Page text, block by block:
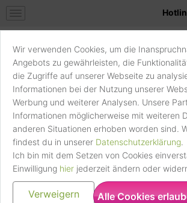
Handy
verkaufen
Verkaufskatalog
Verkaufe dein
Ericsson
Rechtsgrundlage
Art. 6 Abs. 1 lit. f
Weitere Informationen
Klicke hier, um die
Datenverarbeiters zu lesen
https://www.clevertronic.de/privacy
Trustpilot
Wir verwenden Cookies, um die
Angebots zu gewährleisten, die
die Zugriffe auf unserer Webseite zu
Informationen bei der Nutzung unserer
Werbung und weiterer Analysen. Unsere
Informationen möglicherweise mit weiteren
anderen Situationen erhoben worden sind.
findest du in unserer Datenschutzerklärung.
Ich bin mit dem Setzen von Cookies
Einwilligung hier jederzeit ändern oder
Verweigern Alle Cookies